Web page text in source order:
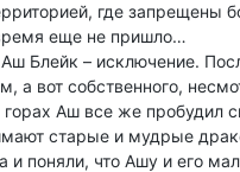
где
еще не пришло…
Блейк – исключение.
вот собственного,
Аш все же пробудил
старые и мудрые
поняли, что Ашу и его